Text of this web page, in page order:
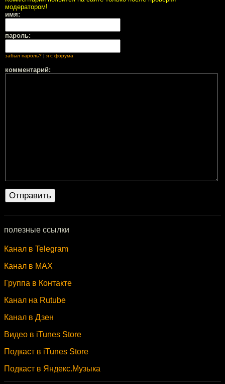
модератором!
имя:
пароль:
забыл пароль? я с форума
комментарий:
полезные ссылки
Канал в Telegram
Канал в MAX
Группа в Контакте
Канал на Rutube
Канал в Дзен
Видео в iTunes Store
Подкаст в iTunes Store
Подкаст в Яндекс.Музыка